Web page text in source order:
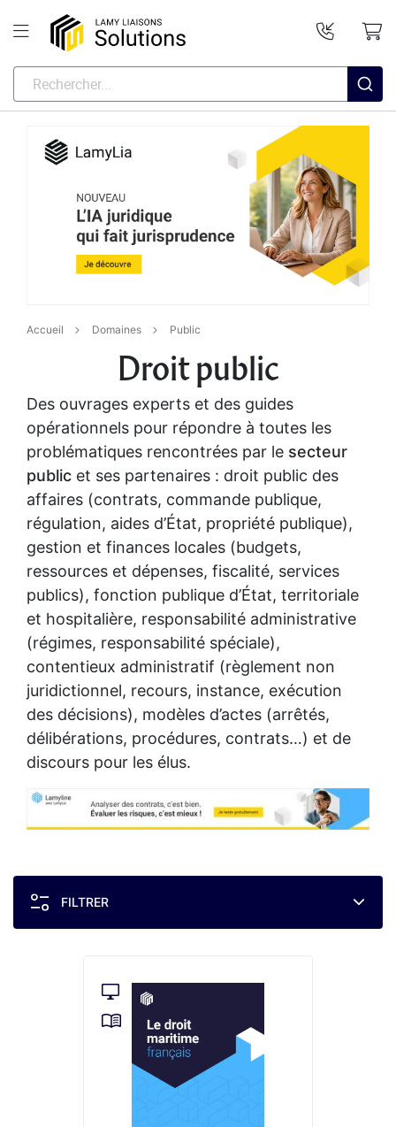
Accueil Domaines Public
Droit public
Des ouvrages experts et des guides
opérationnels pour répondre à toutes les
problématiques rencontrées par le secteur
public et ses partenaires : droit public des
affaires (contrats, commande publique,
régulation, aides d’État, propriété publique),
gestion et finances locales (budgets,
ressources et dépenses, fiscalité, services
publics), fonction publique d’État, territoriale
et hospitalière, responsabilité administrative
(régimes, responsabilité spéciale),
contentieux administratif (règlement non
juridictionnel, recours, instance, exécution
des décisions), modèles d’actes (arrêtés,
délibérations, procédures, contrats…) et de
discours pour les élus.
FILTRER